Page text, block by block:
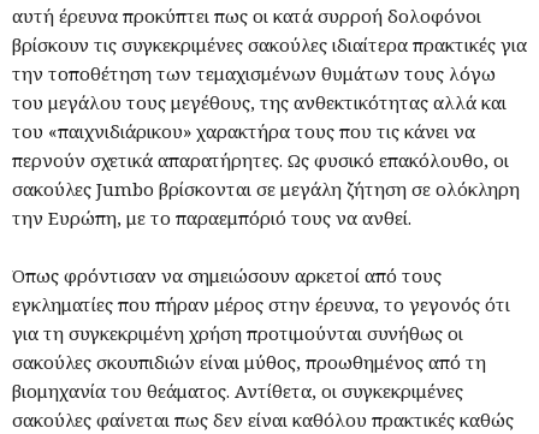
αυτή έρευνα προκύπτει πως οι κατά συρροή δολοφόνοι
βρίσκουν τις συγκεκριμένες σακούλες ιδιαίτερα πρακτικές για
την τοποθέτηση των τεμαχισμένων θυμάτων τους λόγω
του μεγάλου τους μεγέθους, της ανθεκτικότητας αλλά και
του «παιχνιδιάρικου» χαρακτήρα τους που τις κάνει να
περνούν σχετικά απαρατήρητες. Ως φυσικό επακόλουθο, οι
σακούλες Jumbo βρίσκονται σε μεγάλη ζήτηση σε ολόκληρη
την Ευρώπη, με το παραεμπόριό τους να ανθεί.
Όπως φρόντισαν να σημειώσουν αρκετοί από τους
εγκληματίες που πήραν μέρος στην έρευνα, το γεγονός ότι
για τη συγκεκριμένη χρήση προτιμούνται συνήθως οι
σακούλες σκουπιδιών είναι μύθος, προωθημένος από τη
βιομηχανία του θεάματος. Αντίθετα, οι συγκεκριμένες
σακούλες φαίνεται πως δεν είναι καθόλου πρακτικές καθώς